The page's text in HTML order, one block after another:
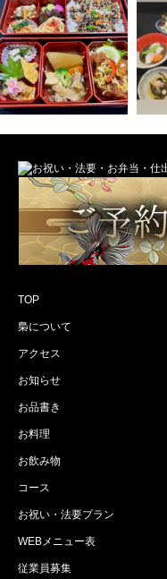
TOP
梟について
アクセス
お知らせ
お品書き
お料理
お飲み物
コース
お祝い・法要プラン
WEBメニュー表
従業員募集